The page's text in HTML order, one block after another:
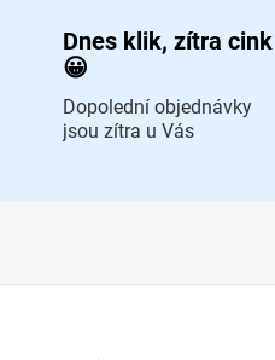
Dnes klik, zítra cink
😀
Dopolední objednávky
jsou zítra u Vás